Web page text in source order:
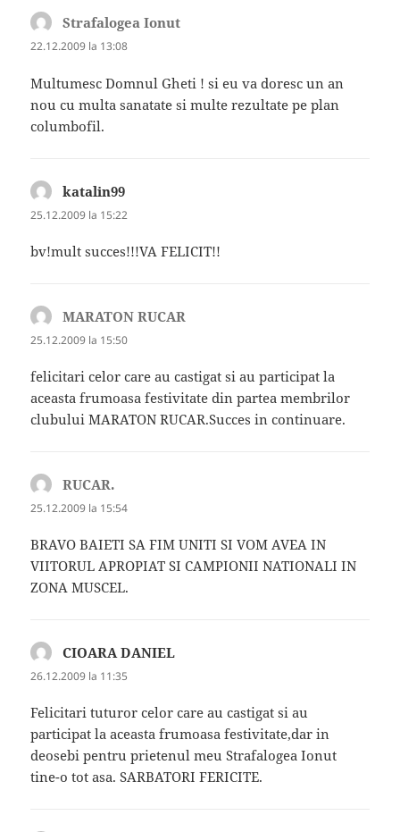
Strafalogea Ionut
22.12.2009 la 13:08
Multumesc Domnul Gheti ! si eu va doresc un an
nou cu multa sanatate si multe rezultate pe plan
columbofil.
katalin99
25.12.2009 la 15:22
bv!mult succes!!!VA FELICIT!!
MARATON RUCAR
25.12.2009 la 15:50
felicitari celor care au castigat si au participat la
aceasta frumoasa festivitate din partea membrilor
clubului MARATON RUCAR.Succes in continuare.
RUCAR.
25.12.2009 la 15:54
BRAVO BAIETI SA FIM UNITI SI VOM AVEA IN
VIITORUL APROPIAT SI CAMPIONII NATIONALI IN
ZONA MUSCEL.
CIOARA DANIEL
26.12.2009 la 11:35
Felicitari tuturor celor care au castigat si au
participat la aceasta frumoasa festivitate,dar in
deosebi pentru prietenul meu Strafalogea Ionut
tine-o tot asa. SARBATORI FERICITE.